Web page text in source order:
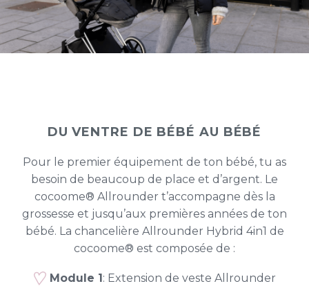
DU VENTRE DE BÉBÉ AU BÉBÉ
Pour le premier équipement de ton bébé, tu as
besoin de beaucoup de place et d’argent. Le
cocoome® Allrounder t’accompagne dès la
grossesse et jusqu’aux premières années de ton
bébé. La chancelière Allrounder Hybrid 4in1 de
cocoome® est composée de :
Module 1: Extension de veste Allrounder